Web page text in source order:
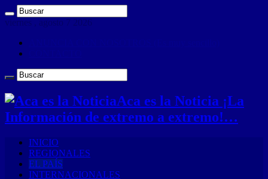
viernes , agosto 7 2026
Aca es la Noticia ¡La
Información de extremo a extremo!…
INICIO
REGIONALES
EL PAÍS
INTERNACIONALES